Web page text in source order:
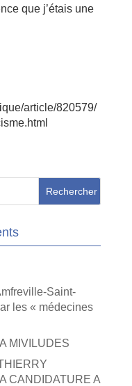
que j’étais une
article/820579/
Saint-
les « médecines
MIVILUDES
CANDIDATURE A